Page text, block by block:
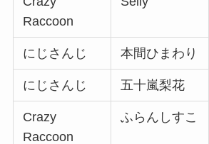
Raccoon
にじさんじ 本間ひまわり
にじさんじ 五十嵐梨花
Crazy
Raccoon
ふらんしすこ